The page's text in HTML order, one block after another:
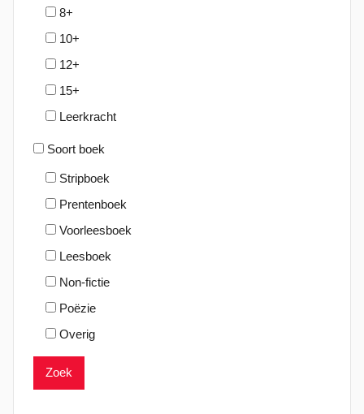
8+
10+
12+
15+
Leerkracht
Soort boek
Stripboek
Prentenboek
Voorleesboek
Leesboek
Non-fictie
Poëzie
Overig